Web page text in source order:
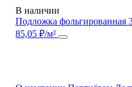
В наличии
Подложка фольгированная
85,05 ₽/м²